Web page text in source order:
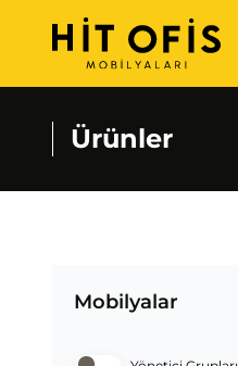
Ürünler
Mobilyalar